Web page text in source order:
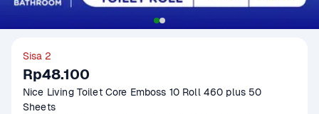
Sisa 2
Rp48.100
Nice Living Toilet Core Emboss 10 Roll 460 plus 50
Sheets